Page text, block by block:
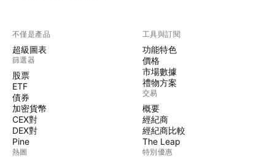
不僅是產品
超級圖表
篩選器
股票
ETF
債券
加密貨幣
CEX對
DEX對
Pine
熱圖
工具與訂閱
功能特色
價格
市場數據
禮物方案
交易
概要
經紀商
經紀商比較
The Leap
特別優惠